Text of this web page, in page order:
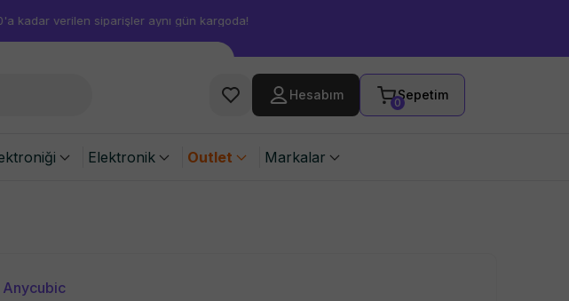
aynı gün kargoda!
Hesabım
0
Sepetim
Elektronik Outlet Markalar
Anycubic